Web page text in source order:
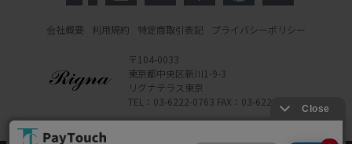
会社概要 利用規約 特定商取引表記 プライバシーポリシー
〒104-0033
東京都中央区新川1-9-3
リグナテラス東京
TEL：03-6222-0763 FAX：03-6222-0762
Powered by Watahan Partners Co., Ltd.